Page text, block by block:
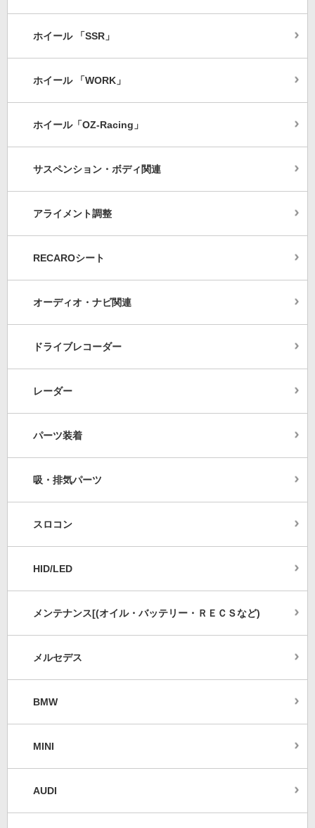
ホイール 「SSR」
ホイール 「WORK」
ホイール「OZ-Racing」
サスペンション・ボディ関連
アライメント調整
RECAROシート
オーディオ・ナビ関連
ドライブレコーダー
レーダー
パーツ装着
吸・排気パーツ
スロコン
HID/LED
メンテナンス[(オイル・バッテリー・ＲＥＣＳなど)
メルセデス
BMW
MINI
AUDI